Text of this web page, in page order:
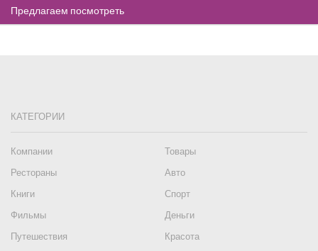
Предлагаем посмотреть
КАТЕГОРИИ
Компании
Товары
Рестораны
Авто
Книги
Спорт
Фильмы
Деньги
Путешествия
Красота